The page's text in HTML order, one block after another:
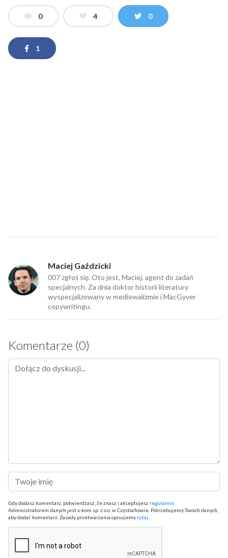
0 4 0
1
Maciej Gaździcki
007 zgłoś się. Oto jest, Maciej, agent do zadań
specjalnych. Za dnia doktor historii literatury
wyspecjalizowany w mediewalizmie i MacGyver
copywritingu.
Komentarze (0)
Gdy dodasz komentarz, potwierdzasz, że znasz i akceptujesz regulamin
Administratorem danych jest x-kom sp. z o.o. w Częstochowie. Potrzebujemy Twoich danych,
aby dodać komentarz. Zasady przetwarzania opisujemytutaj